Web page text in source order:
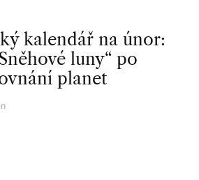
kalendář na únor:
luny“ po
planet